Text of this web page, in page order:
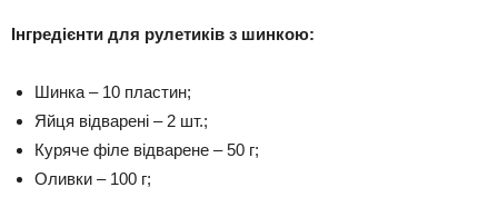
Інгредієнти для рулетиків з шинкою:
Шинка – 10 пластин;
Яйця відварені – 2 шт.;
Куряче філе відварене – 50 г;
Оливки – 100 г;